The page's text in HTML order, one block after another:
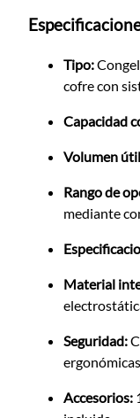
Tipo:
cofre con
Capacidad
Volumen
Rango de
mediante
Material
Seguridad:
ergonómicas.
Accesorios: